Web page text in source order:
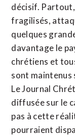
décisif.
fragilisés,
quelques
davantage le
chrétiens et
sont maintenus
Le Journal
diffusée sur le
pas à cette
pourraient